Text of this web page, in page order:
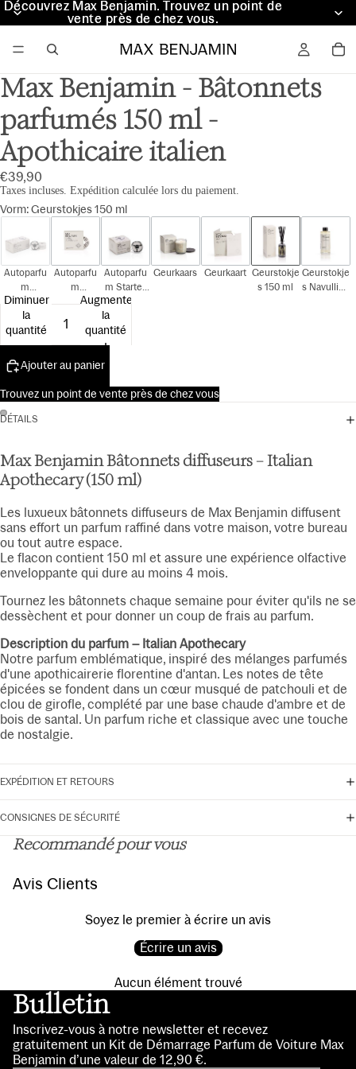
Découvrez Max Benjamin. Trouvez un point de
vente près de chez vous.
Découvrez Max Benjamin. Trouvez un point de
vente près de chez vous.
Max Benjamin - Bâtonnets
parfumés 150 ml -
Apothicaire italien
€39,90
Taxes incluses. Expédition calculée lors du paiement.
Vorm:Geurstokjes 150 ml
Autoparfu
m
Cadeauset
Autoparfu
m
Navulling
Autoparfu
m Starter
Kit
Geurkaars Geurkaart Geurstokje
s 150 ml
Geurstokje
s Navulling
Diminuer
la
quantité
Augmenter
la
quantité
Ajouter au panier
Trouvez un point de vente près de chez vous
DÉTAILS
Max Benjamin Bâtonnets diffuseurs – Italian
Apothecary (150 ml)
Les luxueux bâtonnets diffuseurs de Max Benjamin diffusent
sans effort un parfum raffiné dans votre maison, votre bureau
ou tout autre espace.
Le flacon contient 150 ml et assure une expérience olfactive
enveloppante qui dure au moins 4 mois.
Tournez les bâtonnets chaque semaine pour éviter qu'ils ne se
dessèchent et pour donner un coup de frais au parfum.
Description du parfum – Italian Apothecary
Notre parfum emblématique, inspiré des mélanges parfumés
d'une apothicairerie florentine d'antan. Les notes de tête
épicées se fondent dans un cœur musqué de patchouli et de
clou de girofle, complété par une base chaude d'ambre et de
bois de santal. Un parfum riche et classique avec une touche
de nostalgie.
EXPÉDITION ET RETOURS
CONSIGNES DE SÉCURITÉ
Recommandé pour vous
Avis Clients
Soyez le premier à écrire un avis
Écrire un avis
Aucun élément trouvé
Bulletin
Inscrivez-vous à notre newsletter et recevez
gratuitement un Kit de Démarrage Parfum de Voiture Max
Benjamin d’une valeur de 12,90 €.